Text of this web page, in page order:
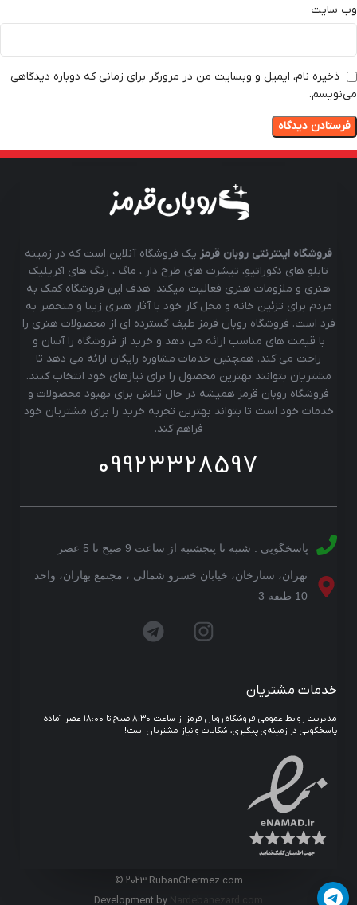
وب‌ سایت
ذخیره نام، ایمیل و وبسایت من در مرورگر برای زمانی که دوباره دیدگاهی
می‌نویسم.
فروشگاه اینترنتی روبان قرمز یک فروشگاه آنلاین است که در زمینه
تابلو های دکوراتیو، تیشرت های طرح دار ، ماگ ، رنگ های اکریلیک
هنری و ملزومات هنری فعالیت میکند. هدف این فروشگاه کمک به
مردم برای تزئین خانه و محل کار خود با آثار هنری زیبا و منحصر به
فرد است. فروشگاه روبان قرمز طیف گسترده ای از محصولات هنری را
با قیمت های مناسب ارائه می دهد و خرید از فروشگاه را آسان و
راحت می کند. همچنین خدمات مشاوره رایگان ارائه می دهد تا
مشتریان بتوانند بهترین محصول را برای نیازهای خود انتخاب کنند.
فروشگاه روبان قرمز همیشه در حال تلاش برای بهبود محصولات و
خدمات خود است تا بتواند بهترین تجربه خرید را برای مشتریان خود
فراهم کند.
09923328597
پاسخگویی : شنبه تا پنجشنبه از ساعت 9 صبح تا 5 عصر
تهران، ستارخان، خیابان خسرو شمالی ، مجتمع بهاران، واحد
10 طبقه 3
خدمات مشتریان
مدیریت روابط عمومی فروشگاه روبان قرمز از ساعت ۸:۳۰ صبح تا ۱۸:۰۰ عصر آماده
پاسخگویی در زمینه‌ی پیگیری، شکایات و نیاز مشتریان است!
© 2023 RubanGhermez.com
Development by Nardebanezard.com